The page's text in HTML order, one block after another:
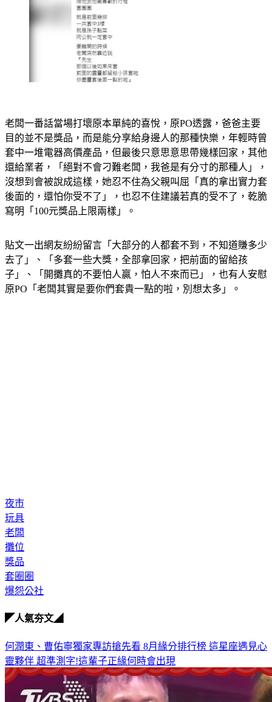
老闆一番話當場打壞原本單純的喜悅，原PO透露，爸爸主要
目的並不是獎品，而是能分享給身邊人的那種快樂，年輕時曾
套中一堆電器高價產品，但最後只意思意思帶幾樣回家，其他
還給業者，「絕對不會刁難老闆，我爸是有分寸的那種人」，
沒想到會被說成這樣，她忍不住為父親叫屈「真的拿出實力套
後面的，還怕你受不了」，也忍不住建議若真的受不了，乾脆
寫明「100元獎品上限兩樣」。
貼文一出網友紛紛留言「大部分的人都套不到，不知道賺多少
去了」、「多套一些大獎，全部拿回家，把前面的留給孩
子」、「開攤真的不要怕人贏，怕人不來而已」，也有人安慰
原PO「老闆其實是要你們套貴一點的啦，別想太多」。
夜市
玩具
老闆
攤位
獎品
套圈圈
爆怨公社
◤人氣夯文◢
何潤東、曹佑寧獨家專訪搶先看 8月緣分排行榜 這星座遇見心
靈夥伴 超準測字!這輩子正緣何時會出現